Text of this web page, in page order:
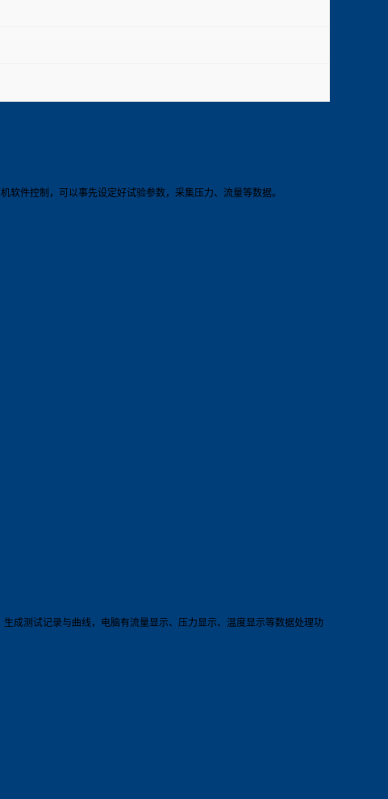
软件控制，可以事先设定好试验参数，采集压力、流量等数据。
成测试记录与曲线，电脑有流量显示、压力显示、温度显示等数据处理功